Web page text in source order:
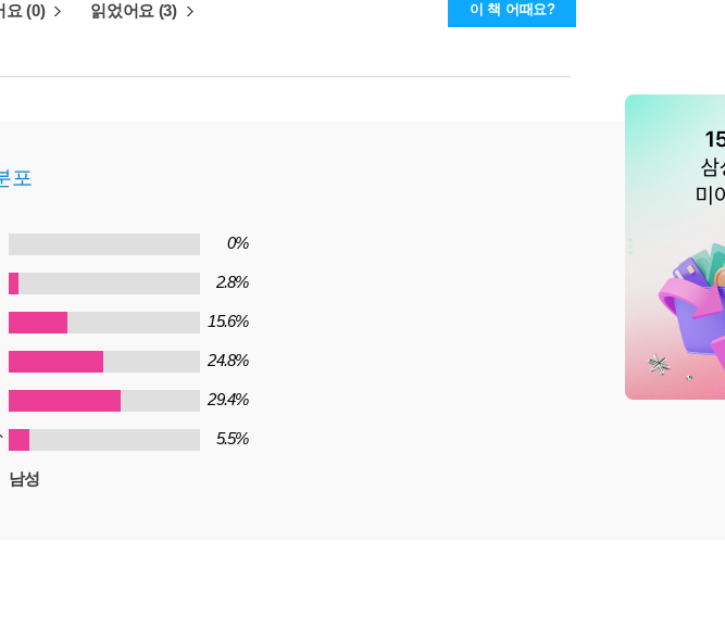
요 (0) 읽었어요 (3) 이 책 어때요?
포
0%
2.8%
15.6%
24.8%
29.4%
5.5%
남성